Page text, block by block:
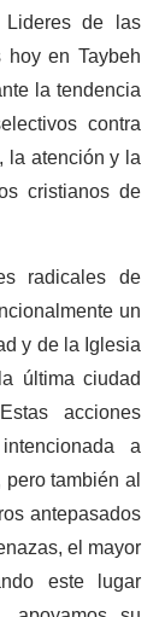
de las
en Taybeh
la tendencia
contra
atención y la
cristianos de
radicales de
un
y de la Iglesia
última ciudad
acciones
a
también al
antepasados
el mayor
este lugar